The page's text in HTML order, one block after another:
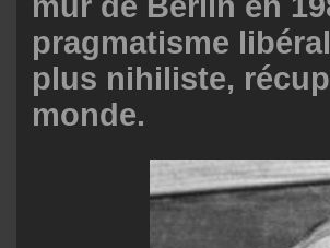
pragmatisme
plus nihiliste,
monde.